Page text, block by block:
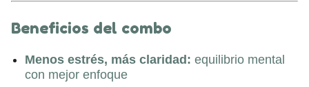
Beneficios del combo
Menos estrés, más claridad: equilibrio mental
con mejor enfoque